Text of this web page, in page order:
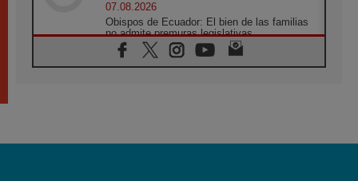
07.08.2026
Obispos de Ecuador: El bien de las familias
no admite premuras legislativas
06.08.2026
Cardenal Parolin: La paz comienza con la
06.08.2026